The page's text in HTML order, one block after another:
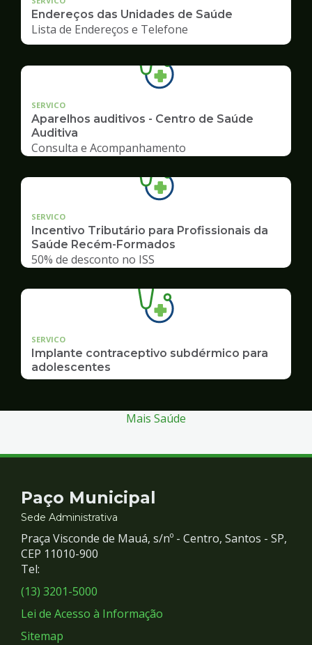
Endereços das Unidades de Saúde
Lista de Endereços e Telefone
SERVICO
Aparelhos auditivos - Centro de Saúde
Auditiva
Consulta e Acompanhamento
SERVICO
Incentivo Tributário para Profissionais da
Saúde Recém-Formados
50% de desconto no ISS
SERVICO
Implante contraceptivo subdérmico para
adolescentes
Mais Saúde
Contato
e
Redes
Sociais
Paço Municipal
Sede Administrativa
Praça Visconde de Mauá, s/nº - Centro, Santos - SP,
CEP 11010-900
Tel:
(13) 3201-5000
Lei de Acesso à Informação
Sitemap